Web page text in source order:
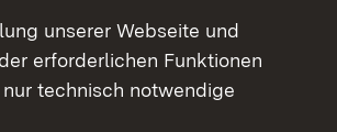
unserer Webseite und
erforderlichen Funktionen
technisch notwendige